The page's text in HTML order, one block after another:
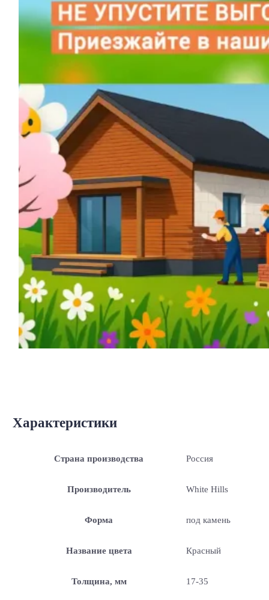
Характеристики
Страна производства Россия
Производитель White Hills
Форма под камень
Название цвета Красный
Толщина, мм 17-35